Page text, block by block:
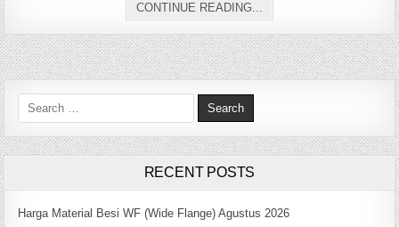
CONTINUE READING...
MEMASANG
1M
KUSEN
PINTU
ALUMINIUM
Search
for:
RECENT POSTS
Harga Material Besi WF (Wide Flange) Agustus 2026